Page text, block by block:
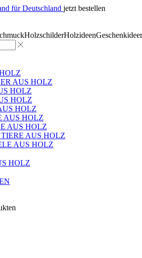
für Deutschland jetzt bestellen
HolzschilderHolzideen
AUS HOLZ
HOLZ
HOLZ
HOLZ
AUS HOLZ
AUS HOLZ
AUS HOLZ
AUS HOLZ
HOLZ